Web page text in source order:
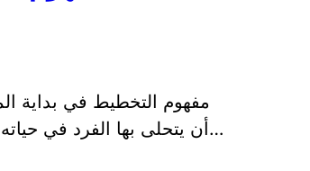
مفهوم التخطيط في بداية
أن يتحلى بها الفرد في حياته الشخصية والمهنية، فهو العملية التي تمكن الشخص من و…